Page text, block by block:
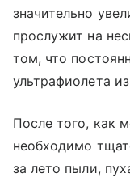
значительно
прослужит на
том, что
ультрафиолета
После того, как
необходимо
за лето пыли,